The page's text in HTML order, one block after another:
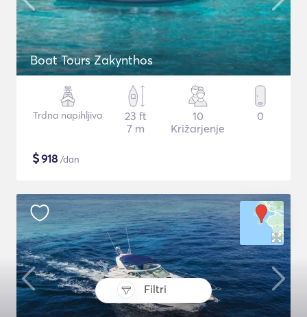
Filtri
Boat Tours Zakynthos
Trdna napihljiva
23 ft
7 m
10
Križarjenje
0
$918 /dan